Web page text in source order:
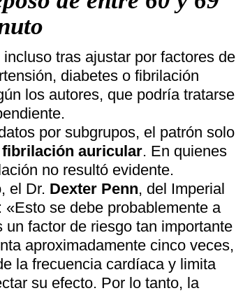
tras ajustar por factores de
diabetes o fibrilación
los autores, que podría tratarse
por subgrupos, el patrón solo
auricular. En quienes
no resultó evidente.
el Dr. Dexter Penn, del Imperial
se debe probablemente a
factor de riesgo tan importante
aproximadamente cinco veces,
la frecuencia cardíaca y limita
su efecto. Por lo tanto, la